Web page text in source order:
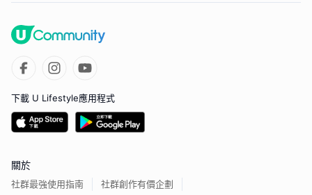
下載 U Lifestyle應用程式
關於
社群最強使用指南 社群創作有價企劃